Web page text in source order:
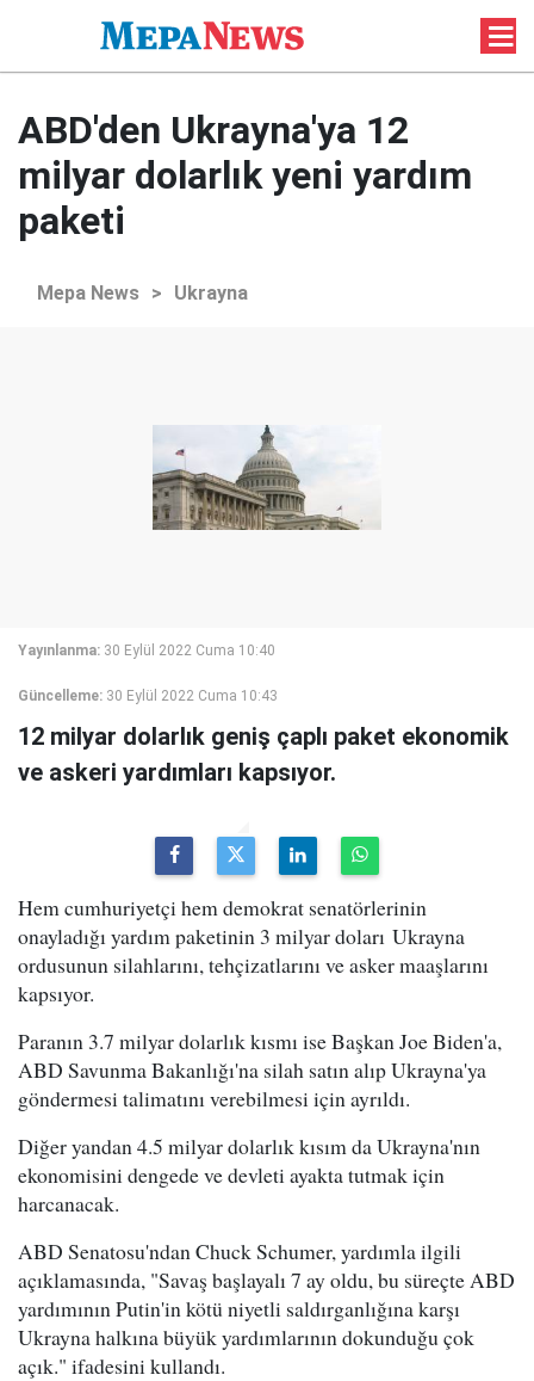
ABD'den Ukrayna'ya 12
milyar dolarlık yeni yardım
paketi
Mepa News > Ukrayna
Yayınlanma: 30 Eylül 2022 Cuma 10:40
Güncelleme: 30 Eylül 2022 Cuma 10:43
12 milyar dolarlık geniş çaplı paket ekonomik
ve askeri yardımları kapsıyor.
Hem cumhuriyetçi hem demokrat senatörlerinin
onayladığı yardım paketinin 3 milyar doları Ukrayna
ordusunun silahlarını, tehçizatlarını ve asker maaşlarını
kapsıyor.
Paranın 3.7 milyar dolarlık kısmı ise Başkan Joe Biden'a,
ABD Savunma Bakanlığı'na silah satın alıp Ukrayna'ya
göndermesi talimatını verebilmesi için ayrıldı.
Diğer yandan 4.5 milyar dolarlık kısım da Ukrayna'nın
ekonomisini dengede ve devleti ayakta tutmak için
harcanacak.
ABD Senatosu'ndan Chuck Schumer, yardımla ilgili
açıklamasında, "Savaş başlayalı 7 ay oldu, bu süreçte ABD
yardımının Putin'in kötü niyetli saldırganlığına karşı
Ukrayna halkına büyük yardımlarının dokunduğu çok
açık." ifadesini kullandı.